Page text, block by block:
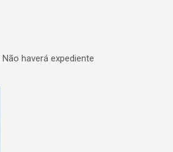
Não haverá expediente